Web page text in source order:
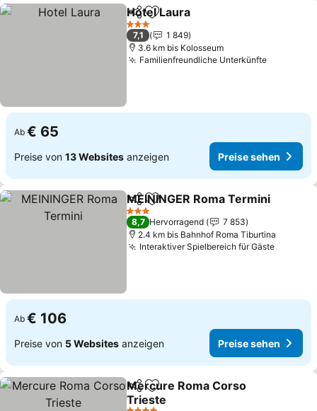
TeilenZu Favoriten hinzufügen
Hotel Laura
3 Sterne
7,1
1 849
3.6 km bis Kolosseum
Familienfreundliche UnterkünftePreise
Ab € 65
Preise von 13 Websites anzeigen Preise sehen
TeilenZu Favoriten hinzufügen
MEININGER Roma Termini
3 Sterne
8,7 Hervorragend
7 853
2.4 km bis Bahnhof Roma Tiburtina
Interaktiver Spielbereich für GästePreise
Ab € 106
Preise von 5 Websites anzeigen Preise sehen
TeilenZu Favoriten hinzufügen
Mercure Roma Corso
Trieste